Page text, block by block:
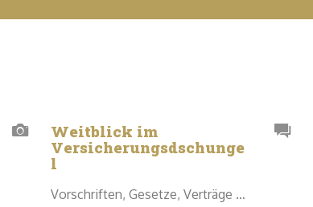
Weitblick im
Versicherungsdschunge
l
Vorschriften, Gesetze, Verträge …